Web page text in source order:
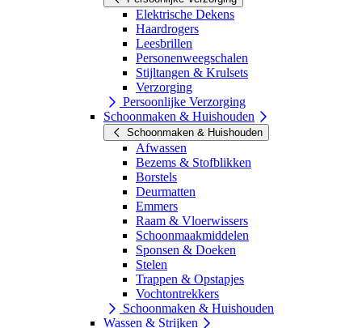
Elektrische Dekens
Haardrogers
Leesbrillen
Personenweegschalen
Stijltangen & Krulsets
Verzorging
Persoonlijke Verzorging
Schoonmaken & Huishouden
Schoonmaken & Huishouden
Afwassen
Bezems & Stofblikken
Borstels
Deurmatten
Emmers
Raam & Vloerwissers
Schoonmaakmiddelen
Sponsen & Doeken
Stelen
Trappen & Opstapjes
Vochtontrekkers
Schoonmaken & Huishouden
Wassen & Strijken